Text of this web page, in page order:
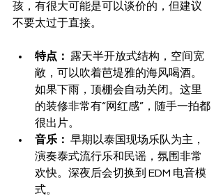
孩，有很大可能是可以谈价的，但建议
不要太过于直接。
特点：
露天半开放式结构，空间宽
敞，可以吹着芭堤雅的海风喝酒。
如果下雨，顶棚会自动关闭。这里
的装修非常有“网红感”，随手一拍都
很出片。
音乐： 早期以泰国现场乐队为主，
演奏泰式流行乐和民谣，氛围非常
欢快。深夜后会切换到 EDM 电音模
式。